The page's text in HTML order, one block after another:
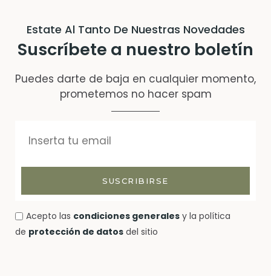
Estate Al Tanto De Nuestras Novedades
Suscríbete a nuestro boletín
Puedes darte de baja en cualquier momento,
prometemos no hacer spam
SUSCRIBIRSE
Acepto las condiciones generales y la política
de protección de datos del sitio